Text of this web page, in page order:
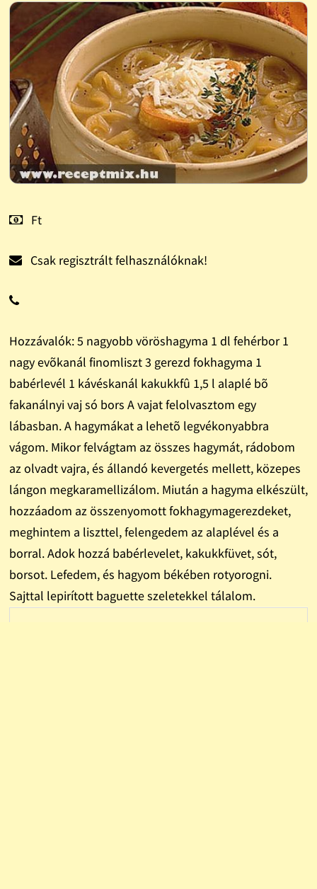
Ft
Csak regisztrált felhasználóknak!
Hozzávalók: 5 nagyobb vöröshagyma 1 dl fehérbor 1
nagy evõkanál finomliszt 3 gerezd fokhagyma 1
babérlevél 1 kávéskanál kakukkfû 1,5 l alaplé bõ
fakanálnyi vaj só bors A vajat felolvasztom egy
lábasban. A hagymákat a lehetõ legvékonyabbra
vágom. Mikor felvágtam az összes hagymát, rádobom
az olvadt vajra, és állandó kevergetés mellett, közepes
lángon megkaramellizálom. Miután a hagyma elkészült,
hozzáadom az összenyomott fokhagymagerezdeket,
meghintem a liszttel, felengedem az alaplével és a
borral. Adok hozzá babérlevelet, kakukkfüvet, sót,
borsot. Lefedem, és hagyom békében rotyorogni.
Sajttal lepirított baguette szeletekkel tálalom.